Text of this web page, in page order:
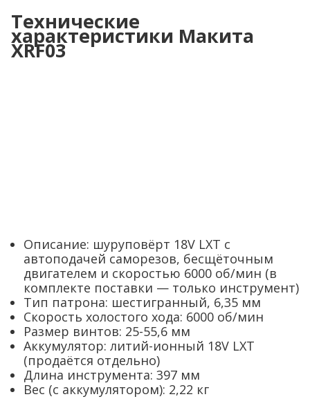
Технические
характеристики Макита
XRF03
Описание: шуруповёрт 18V LXT с
автоподачей саморезов, бесщёточным
двигателем и скоростью 6000 об/мин (в
комплекте поставки — только инструмент)
Тип патрона: шестигранный, 6,35 мм
Скорость холостого хода: 6000 об/мин
Размер винтов: 25-55,6 мм
Аккумулятор: литий-ионный 18V LXT
(продаётся отдельно)
Длина инструмента: 397 мм
Вес (с аккумулятором): 2,22 кг